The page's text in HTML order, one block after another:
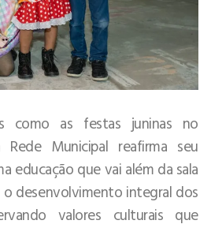
como as festas juninas no
Municipal reafirma seu
educação que vai além da sala
desenvolvimento integral dos
valores culturais que